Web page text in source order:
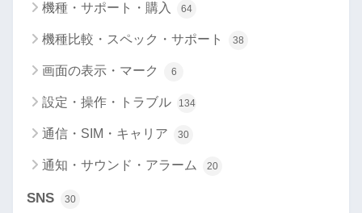
機種・サポート・購入 64
機種比較・スペック・サポート 38
画面の表示・マーク 6
設定・操作・トラブル 134
通信・SIM・キャリア 30
通知・サウンド・アラーム 20
SNS 30